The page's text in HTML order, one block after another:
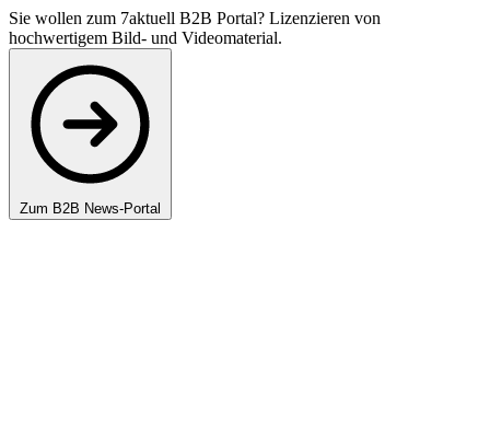
Sie wollen zum 7aktuell B2B Portal? Lizenzieren von
hochwertigem Bild- und Videomaterial.
Zum B2B News-Portal